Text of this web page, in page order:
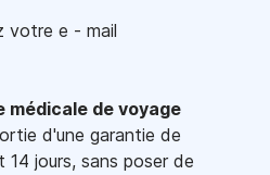
votre e - mail
médicale de voyage
d'une garantie de
jours, sans poser de